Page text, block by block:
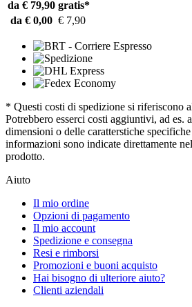
da € 79,90 gratis*
da € 0,00 € 7,90
* Questi costi di spedizione si riferiscono
Potrebbero esserci costi aggiuntivi, ad es.
dimensioni o delle caratterstiche
informazioni sono indicate direttamente
prodotto.
Aiuto
Il mio ordine
Opzioni di pagamento
Il mio account
Spedizione e consegna
Resi e rimborsi
Promozioni e buoni acquisto
Hai bisogno di ulteriore aiuto?
Clienti aziendali